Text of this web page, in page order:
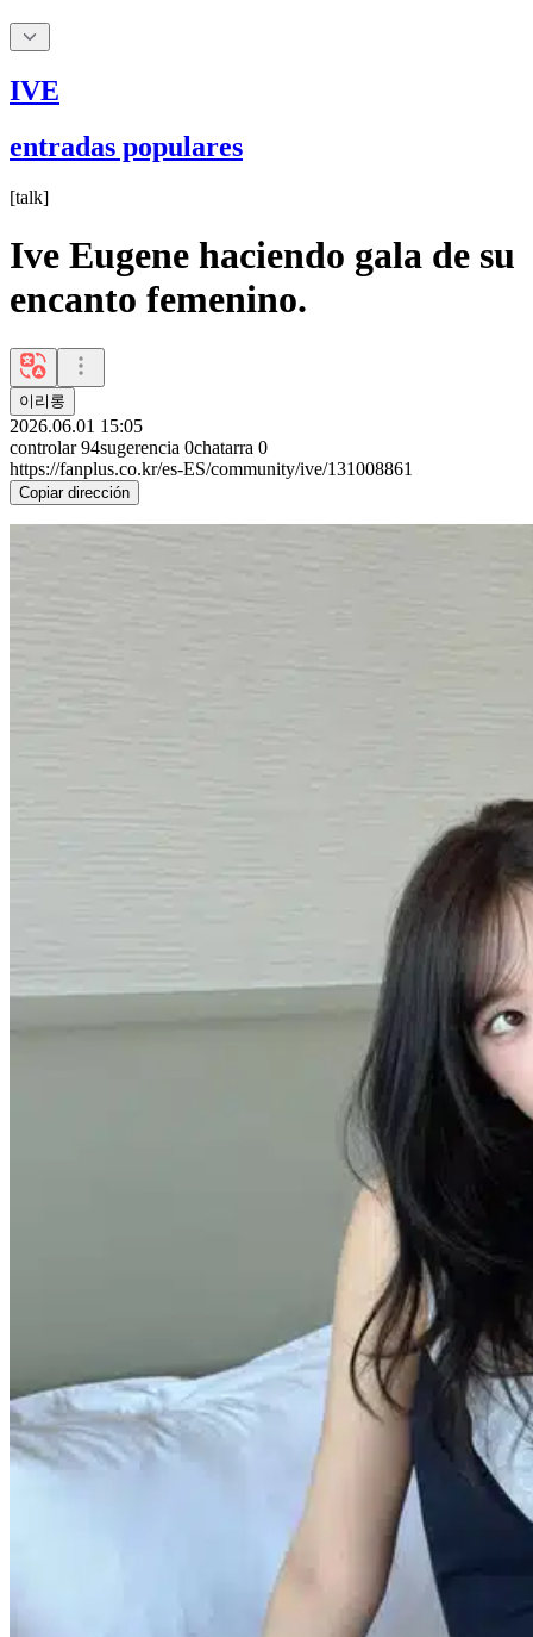
IVE
entradas populares
[talk]
Ive Eugene haciendo gala de su
encanto femenino.
이리롱
2026.06.01 15:05
controlar 94sugerencia 0chatarra 0
https://fanplus.co.kr/es-ES/community/ive/131008861
Copiar dirección